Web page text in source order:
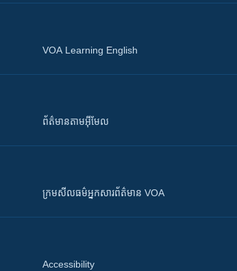
VOA Learning English
ព័ត៌មាន​តាម​អ៊ីមែល
ក្រម​​​សីលធម៌​​​អ្នក​​​សារព័ត៌មាន VOA
Accessibility